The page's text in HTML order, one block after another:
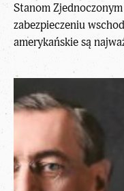
Stanom
zabezpieczeniu
amerykańskie są